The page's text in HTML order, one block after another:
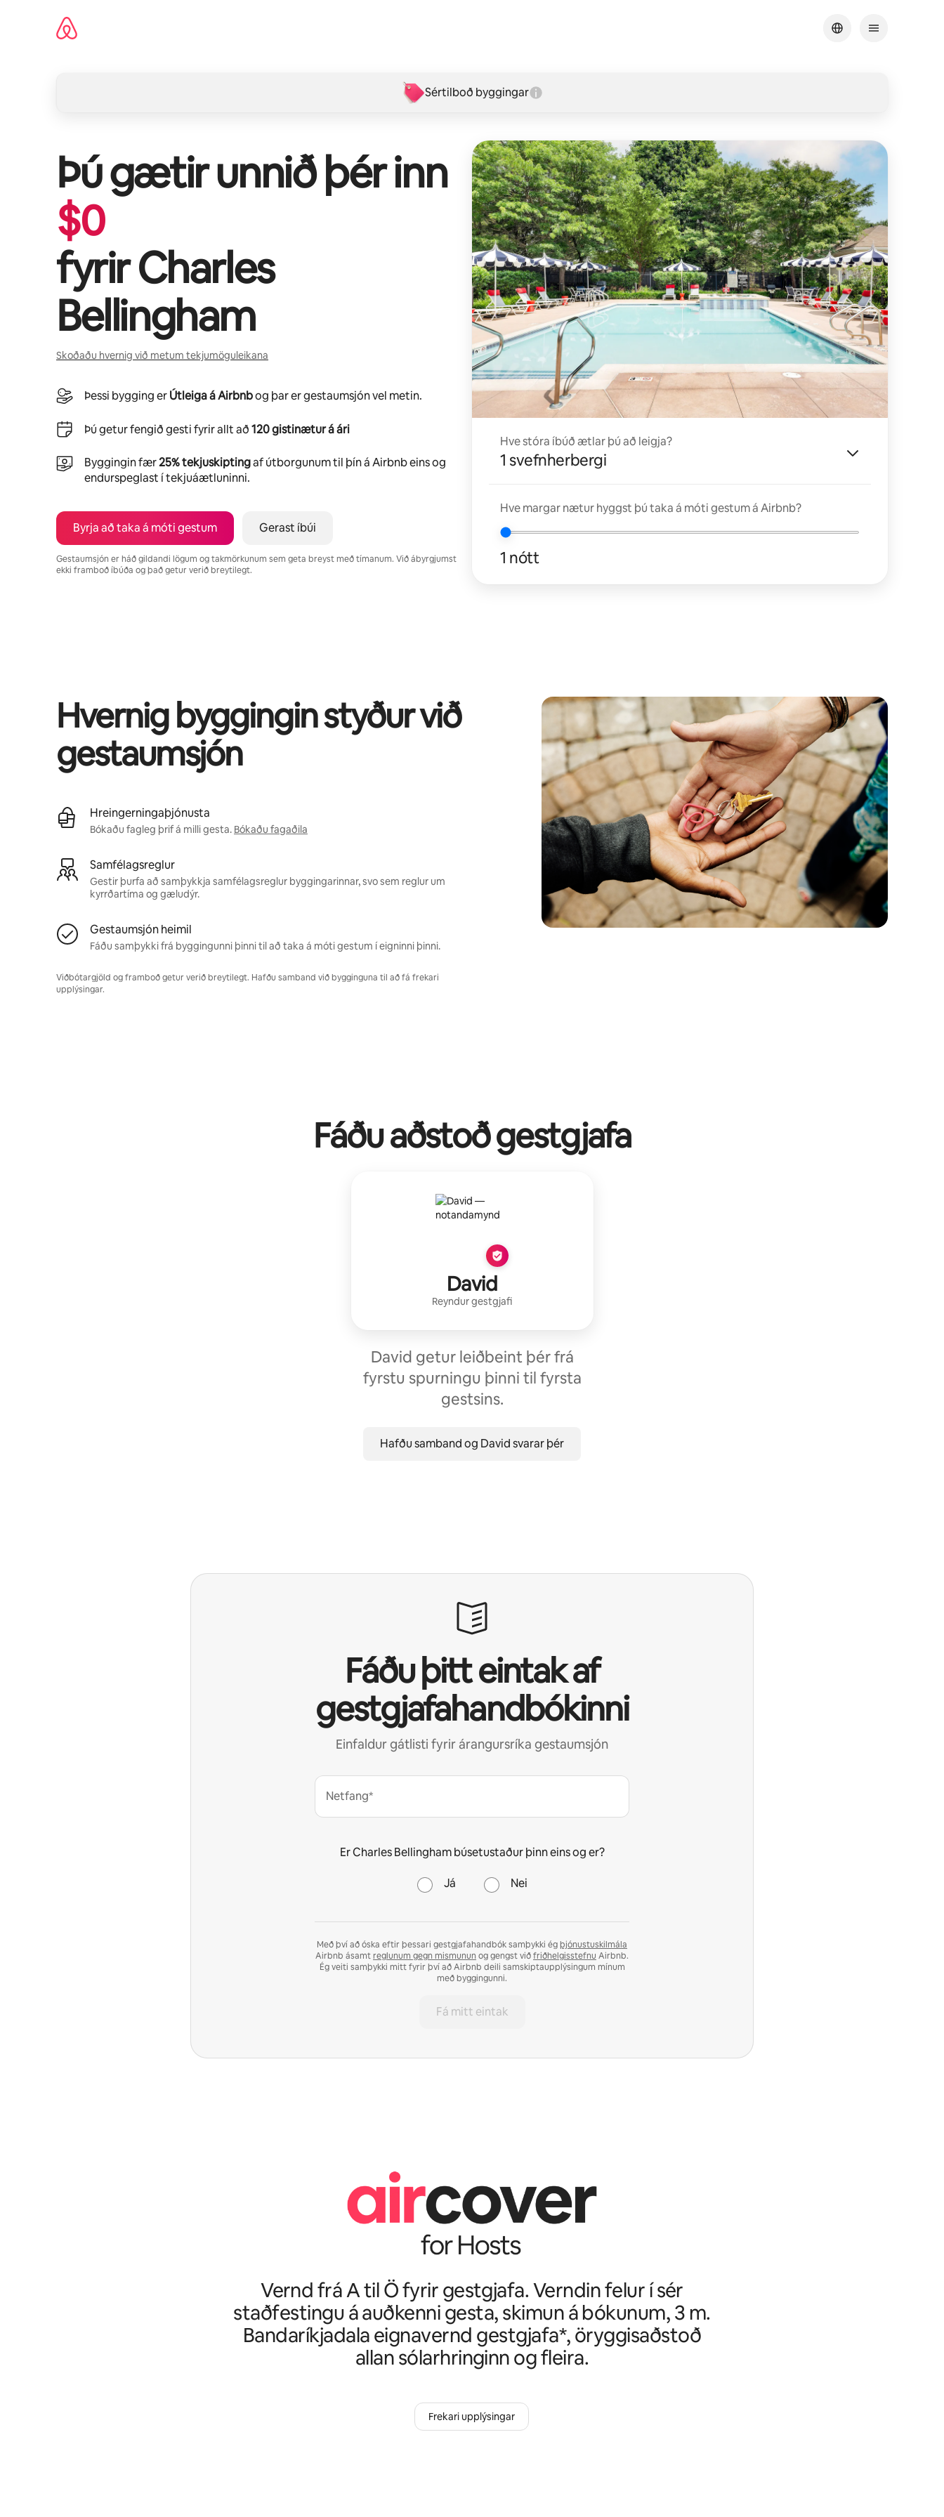
Sértilboð byggingar
Þú gætir unnið þér inn
$0
fyrirCharles
Bellingham
Skoðaðu hvernig við metum tekjumöguleikana
Þessi bygging erÚtleiga á Airbnbog þar er gestaumsjón vel metin.
Þú getur fengið gesti fyrir allt að120 gistinætur á ári
Byggingin fær25% tekjuskiptingaf útborgunum til þín á Airbnb eins og
endurspeglast í tekjuáætluninni.
Byrja að taka á móti gestum Gerast íbúi
Gestaumsjón er háð gildandi lögum og takmörkunum sem geta breyst með tímanum. Við ábyrgjumst
ekki framboð íbúða og það getur verið breytilegt.
Hve stóra íbúð ætlar þú að leigja?
1 svefnherbergi
Hve margar nætur hyggst þú taka á móti gestum á Airbnb?
1 nótt
Hvernig byggingin styður við
gestaumsjón
Hreingerningaþjónusta
Bókaðu fagleg þrif á milli gesta. Bókaðu fagaðila
Samfélagsreglur
Gestir þurfa að samþykkja samfélagsreglur byggingarinnar, svo sem reglur um
kyrrðartíma og gæludýr.
Gestaumsjón heimil
Fáðu samþykki frá byggingunni þinni til að taka á móti gestum í eigninni þinni.
Viðbótargjöld og framboð getur verið breytilegt. Hafðu samband við bygginguna til að fá frekari
upplýsingar.
Fáðu aðstoð gestgjafa
David
Reyndur gestgjafi
David getur leiðbeint þér frá
fyrstu spurningu þinni til fyrsta
gestsins.
Hafðu samband og David svarar þér
Fáðu þitt eintak af
gestgjafahandbókinni
Einfaldur gátlisti fyrir árangursríka gestaumsjón
Netfang*
Er Charles Bellingham búsetustaður þinn eins og er?
Já Nei
Með því að óska eftir þessari gestgjafahandbók samþykki égþjónustuskilmála
Airbnb ásamtreglunum gegn mismunun og gengst viðfriðhelgisstefnu Airbnb.
Ég veiti samþykki mitt fyrir því að Airbnb deili samskiptaupplýsingum mínum
með byggingunni.
Fá mitt eintak
Vernd frá A til Ö fyrir gestgjafa. Verndin felur í sér
staðfestingu á auðkenni gesta, skimun á bókunum, 3 m.
Bandaríkjadala eignavernd gestgjafa*, öryggisaðstoð
allan sólarhringinn og fleira.
Frekari upplýsingar